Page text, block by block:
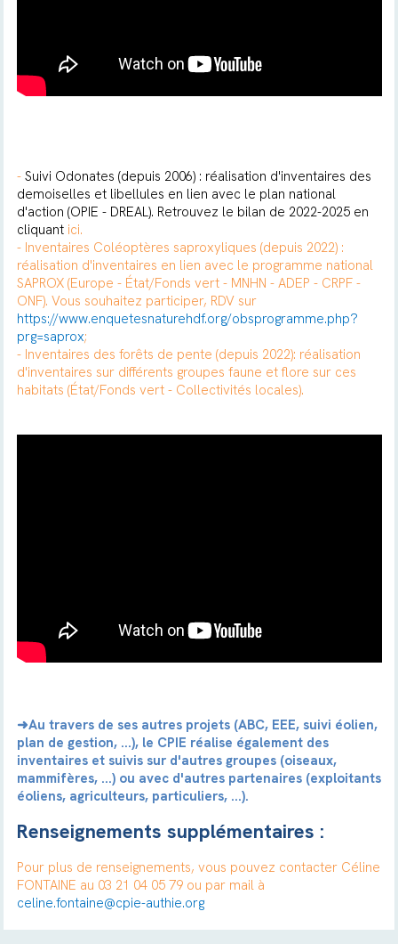
-Suivi Odonates (depuis 2006) : réalisation d'inventaires des
demoiselles et libellules en lien avec le plan national
d'action (OPIE - DREAL). Retrouvez le bilan de 2022-2025 en
cliquant ici.
-Inventaires Coléoptères saproxyliques (depuis 2022) :
réalisation d'inventaires en lien avec le programme national
SAPROX (Europe - État/Fonds vert - MNHN - ADEP - CRPF -
ONF). Vous souhaitez participer, RDV sur
https://www.enquetesnaturehdf.org/obsprogramme.php?
prg=saprox;
- Inventaires des forêts de pente (depuis 2022): réalisation
d'inventaires sur différents groupes faune et flore sur ces
habitats (État/Fonds vert - Collectivités locales).
➜Au travers de ses autres projets (ABC, EEE, suivi éolien,
plan de gestion, ...), le CPIE réalise également des
inventaires et suivis sur d'autres groupes (oiseaux,
mammifères, ...) ou avec d'autres partenaires (exploitants
éoliens, agriculteurs, particuliers, ...).
Renseignements supplémentaires :
Pour plus de renseignements, vous pouvez contacter Céline
FONTAINE au 03 21 04 05 79 ou par mail à
celine.fontaine@cpie-authie.org